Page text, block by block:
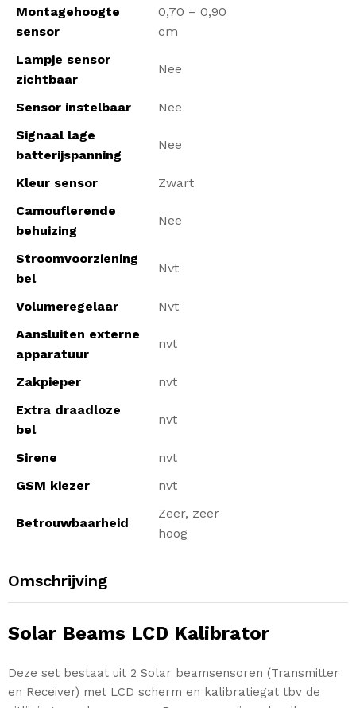
Montagehoogte
sensor
0,70 – 0,90
cm
Lampje sensor
zichtbaar
Nee
Sensor instelbaar
Nee
Signaal lage
batterijspanning
Nee
Kleur sensor
Zwart
Camouflerende
behuizing
Nee
Stroomvoorziening
bel
Nvt
Volumeregelaar
Nvt
Aansluiten externe
apparatuur
nvt
Zakpieper
nvt
Extra draadloze
bel
nvt
Sirene
nvt
GSM kiezer
nvt
Betrouwbaarheid
Zeer, zeer
hoog
Omschrijving
Solar Beams LCD Kalibrator
Deze set bestaat uit 2 Solar beamsensoren (Transmitter
en Receiver) met LCD scherm en kalibratiegat tbv de